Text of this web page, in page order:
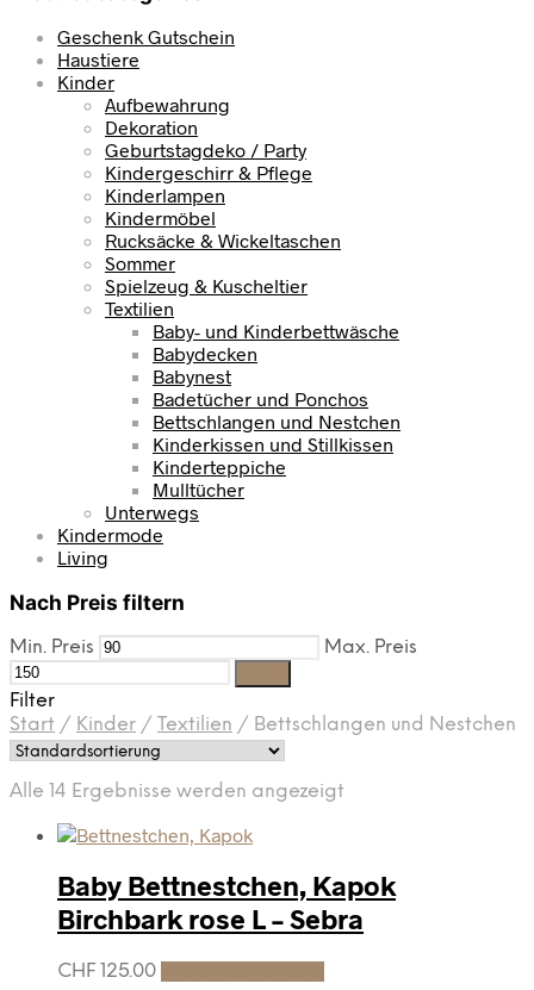
Geschenk Gutschein
Haustiere
Kinder
Aufbewahrung
Dekoration
Geburtstagdeko / Party
Kindergeschirr & Pflege
Kinderlampen
Kindermöbel
Rucksäcke & Wickeltaschen
Sommer
Spielzeug & Kuscheltier
Textilien
Baby- und Kinderbettwäsche
Babydecken
Babynest
Badetücher und Ponchos
Bettschlangen und Nestchen
Kinderkissen und Stillkissen
Kinderteppiche
Mulltücher
Unterwegs
Kindermode
Living
Nach Preis filtern
Min. Preis Max. Preis
Filter
Start / Kinder / Textilien / Bettschlangen und Nestchen
Alle 14 Ergebnisse werden angezeigt
Baby Bettnestchen, Kapok
Birchbark rose L – Sebra
CHF 125.00